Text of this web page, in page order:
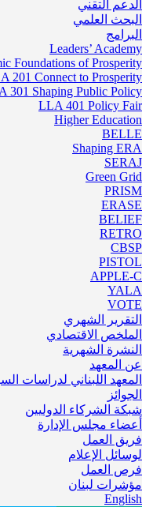
الدعم التقني
البحث العلمي
البرامج
Leaders’ Academy
Foundations of Prosperity
201 Connect to Prosperity
301 Shaping Public Policy
LLA 401 Policy Fair
Higher Education
BELLE
Shaping ERA
SERAJ
Green Grid
PRISM
ERASE
BELIEF
RETRO
CBSP
PISTOL
APPLE-C
YALA
VOTE
التقرير الشهري
الملخص الاقتصادي
النشرة الشهرية
عن المعهد
المعهد اللبناني لدراسات
الجوائز
شبكة الشركاء الدوليين
أعضاء مجلس الإدارة
فريق العمل
لوسائل الإعلام
فرص العمل
مؤشرات لبنان
English